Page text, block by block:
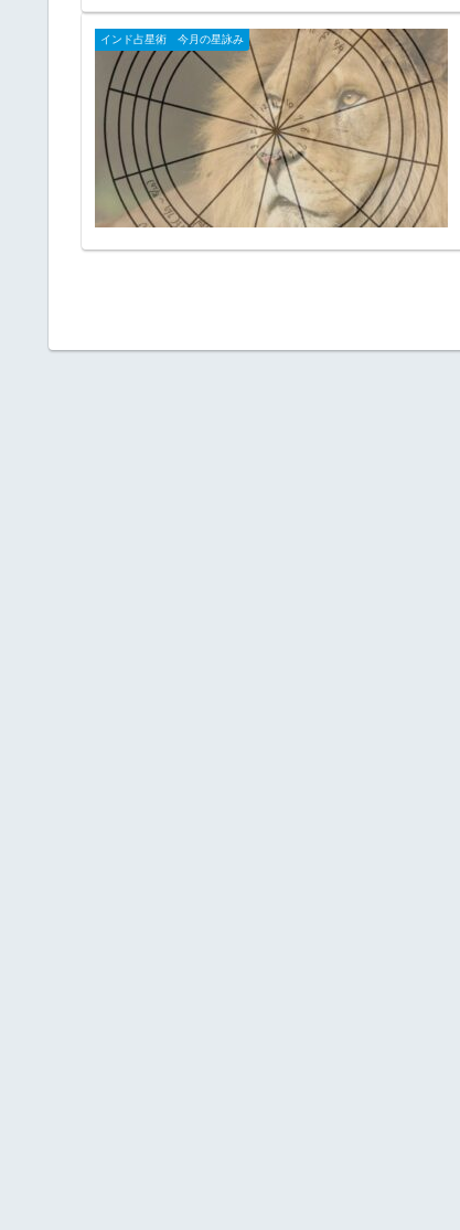
インド占星術 今月の星詠み